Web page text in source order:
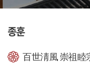
고
종훈
百世淸風 崇祖睦